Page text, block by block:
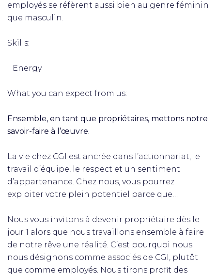
employés se réfèrent aussi bien au genre féminin
que masculin.
Skills:
· Energy
What you can expect from us:
Ensemble, en tant que propriétaires, mettons notre
savoir-faire à l’œuvre.
La vie chez CGI est ancrée dans l’actionnariat, le
travail d’équipe, le respect et un sentiment
d’appartenance. Chez nous, vous pourrez
exploiter votre plein potentiel parce que…
Nous vous invitons à devenir propriétaire dès le
jour 1 alors que nous travaillons ensemble à faire
de notre rêve une réalité. C’est pourquoi nous
nous désignons comme associés de CGI, plutôt
que comme employés. Nous tirons profit des